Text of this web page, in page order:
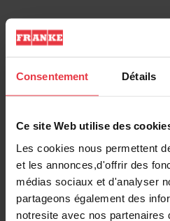
Consentement Détails
Ce site Web utilise des
Les cookies nous permettent
et les annonces,d'offrir des
médias sociaux et d'analyser
partageons également des
notresite avec nos partenaires
Fiche produit